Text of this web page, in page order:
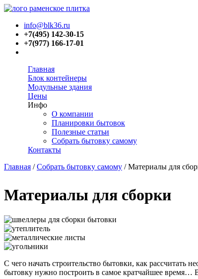
info@blk36.ru
+7(495) 142-30-15
+7(977) 166-17-01
Главная
Блок контейнеры
Модульные здания
Цены
Инфо
О компании
Планировки бытовок
Полезные статьи
Собрать бытовку самому
Контакты
Главная / Собрать бытовку самому / Материалы для
Материалы для сборки
С чего начать строительство бытовки, как рассчитать
бытовку нужно построить в самое кратчайшее время…